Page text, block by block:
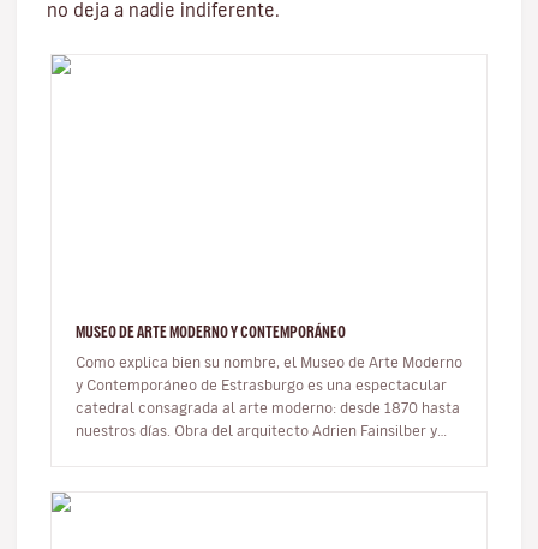
no deja a nadie indiferente.
MUSEO DE ARTE MODERNO Y CONTEMPORÁNEO
Como explica bien su nombre, el Museo de Arte Moderno
y Contemporáneo de Estrasburgo es una espectacular
catedral consagrada al arte moderno: desde 1870 hasta
nuestros días. Obra del arquitecto Adrien Fainsilber y